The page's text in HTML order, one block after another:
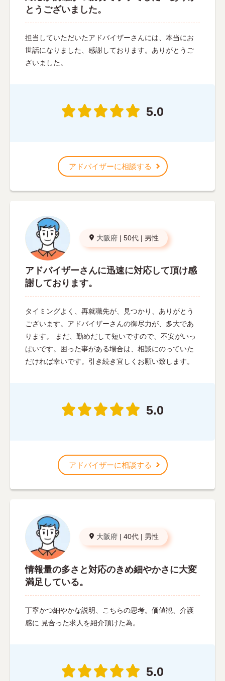
とうございました。
担当していただいたアドバイザーさんには、本当にお
世話になりました、感謝しております。ありがとうご
ざいました。
5.0
アドバイザーに相談する
大阪府 | 50代 | 男性
アドバイザーさんに迅速に対応して頂け感
謝しております。
タイミングよく、再就職先が、見つかり、ありがとう
ございます。アドバイザーさんの御尽力が、多大であ
ります。 まだ、勤めだして短いですので、不安がいっ
ぱいです。困った事がある場合は、相談にのっていた
だければ幸いです。引き続き宜しくお願い致します。
5.0
アドバイザーに相談する
大阪府 | 40代 | 男性
情報量の多さと対応のきめ細やかさに大変
満足している。
丁寧かつ細やかな説明、こちらの思考。価値観、介護
感に 見合った求人を紹介頂けた為。
5.0